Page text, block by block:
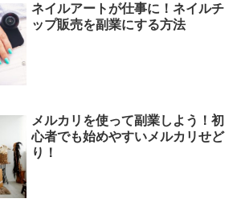
ネイルアートが仕事に！ネイルチ
ップ販売を副業にする方法
メルカリを使って副業しよう！初
心者でも始めやすいメルカリせど
り！